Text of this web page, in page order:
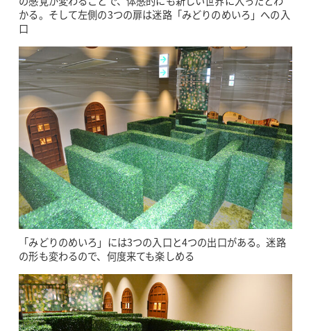
かる。そして左側の3つの扉は迷路「みどりのめいろ」への入
口
「みどりのめいろ」には3つの入口と4つの出口がある。迷路
の形も変わるので、何度来ても楽しめる